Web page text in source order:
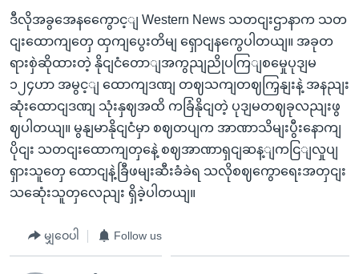
ဒီလိုအခွအေနကွေောင့ျ Western News သတငျးဌာနာက သတ
ငျးထောကျတှေ ထှကျပွေးတိမျ ရှောငျနကွေပါတယျ။ အခုတ
ရားစှဲဆိုထားတဲ့ နိုငျငံတောျအကွညျညိုပကြျစမှေုပုဒျမ
၁၂၄ဟာ အမွင့ျ ထောကျဒဏျ တဈသကျတဈကြှနျးနဲ့ အနညျး
ဆုံးထောငျဒဏျ သုံးနှဈအထိ ကခြံနိုငျတဲ့ ပုဒျမတဈခုလညျးဖွ
ဈပါတယျ။ မွနျမာနိုငျငံမှာ စဈတပျက အာဏာသိမျးပွီးနောကျ
ပိုငျး သတငျးထောကျတှနေဲ့ စဈအာဏာရှငျဆန့ျကငြျလှုပျ
ရှားသူတှေ ထောငျနဲ့ခြီဖမျးဆီးခံခဲရ သလိုစဈကွောရေးအတှငျး
သဆေုံးသူတှလေညျး ရှိခဲ့ပါတယျ။
မျှဝေပါ Follow us